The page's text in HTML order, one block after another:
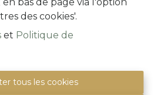
des cookies'.
et Politique de
tous les cookies